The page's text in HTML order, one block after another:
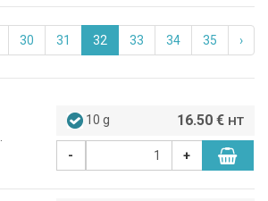
30 31 32 33 34 35 ›
10 g 16.50 € HT
- +